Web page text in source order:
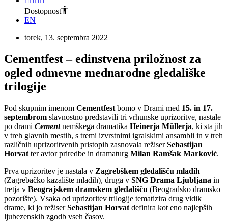
Dostopnost
EN
torek, 13. septembra 2022
Cementfest – edinstvena priložnost za
ogled odmevne mednarodne gledališke
trilogije
Pod skupnim imenom Cementfest bomo v Drami med 15. in 17.
septembrom slavnostno predstavili tri vrhunske uprizoritve, nastale
po drami Cement nemškega dramatika Heinerja Müllerja, ki sta jih
v treh glavnih mestih, s tremi izvrstnimi igralskimi ansambli in v treh
različnih uprizoritvenih pristopih zasnovala režiserSebastijan
Horvat ter avtor priredbe in dramaturg Milan Ramšak Marković.
Prva uprizoritev je nastala v Zagrebškem gledališču mladih
(Zagrebačko kazalište mladih), druga v SNG Drama Ljubljana in
tretja v Beograjskem dramskem gledališču (Beogradsko dramsko
pozorište). Vsaka od uprizoritev trilogije tematizira drug vidik
drame, ki jo režiserSebastijan Horvat definira kot eno najlepših
ljubezenskih zgodb vseh časov.